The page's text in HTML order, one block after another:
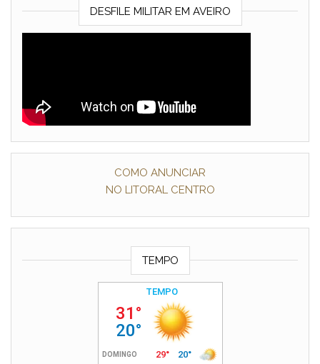
DESFILE MILITAR EM AVEIRO
COMO ANUNCIAR
NO LITORAL CENTRO
TEMPO